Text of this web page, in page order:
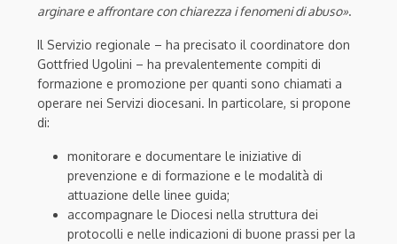
arginare e affrontare con chiarezza i fenomeni di abuso».
Il Servizio regionale – ha precisato il coordinatore don
Gottfried Ugolini – ha prevalentemente compiti di
formazione e promozione per quanti sono chiamati a
operare nei Servizi diocesani. In particolare, si propone
di:
monitorare e documentare le iniziative di
prevenzione e di formazione e le modalità di
attuazione delle linee guida;
accompagnare le Diocesi nella struttura dei
protocolli e nelle indicazioni di buone prassi per la